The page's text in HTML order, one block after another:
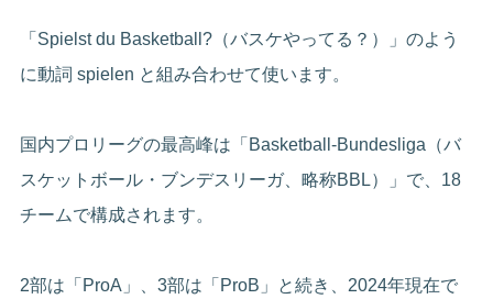
「Spielst du Basketball?（バスケやってる？）」のよう
に動詞 spielen と組み合わせて使います。
国内プロリーグの最高峰は「Basketball-Bundesliga（バ
スケットボール・ブンデスリーガ、略称BBL）」で、18
チームで構成されます。
2部は「ProA」、3部は「ProB」と続き、2024年現在で